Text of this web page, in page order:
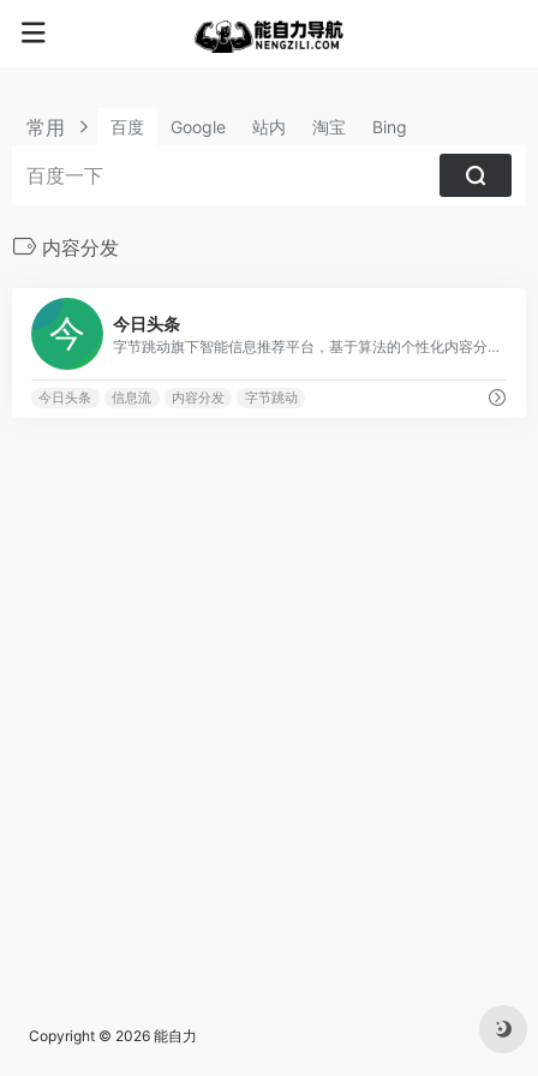
常用 百度 Google 站内 淘宝 Bing
内容分发
今日头条
字节跳动旗下智能信息推荐平台，基于算法的个性化内容分发
今日头条 信息流 内容分发 字节跳动
Copyright © 2026 能自力